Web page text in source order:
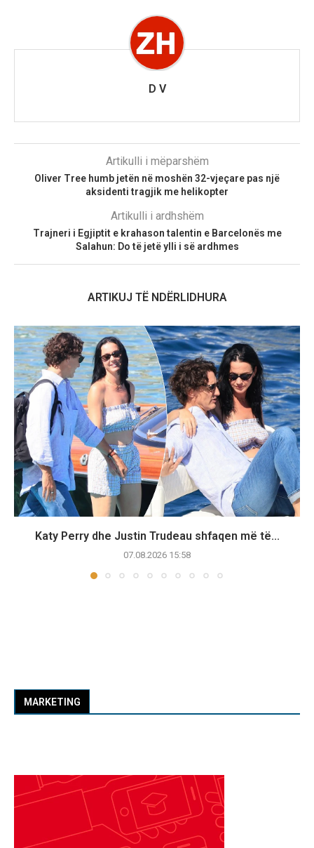
D V
Artikulli i mëparshëm
Oliver Tree humb jetën në moshën 32-vjeçare pas një
aksidenti tragjik me helikopter
Artikulli i ardhshëm
Trajneri i Egjiptit e krahason talentin e Barcelonës me
Salahun: Do të jetë ylli i së ardhmes
ARTIKUJ TË NDËRLIDHURA
Katy Perry dhe Justin Trudeau shfaqen më të...
07.08.2026 15:58
MARKETING